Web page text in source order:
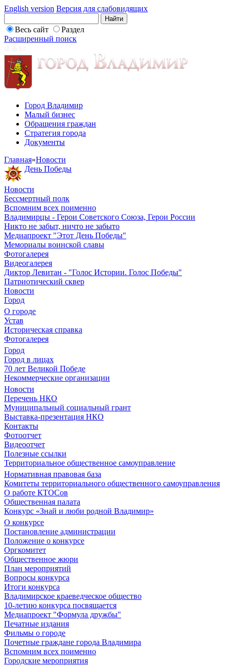
English version Версия для слабовидящих
Весь сайт
Раздел
Расширенный поиск
Город Владимир
Малый бизнес
Обращения граждан
Стратегия города
Документы
Главная»Новости
День Победы
Новости
Бессмертный полк
Вспомним всех поименно
Владимирцы - Герои Советского Союза, Герои России
Никто не забыт, ничто не забыто
Медиапроект "Этот День Победы"
Мемориалы воинской славы
Фотогалерея
Видеогалерея
Диктор Левитан - "Голос Истории. Голос Победы"
Патриотический сквер
Новости
Город
О городе
Устав
Историческая справка
Фотогалерея
Город
Город в лицах
70 лет Великой Победе
Некоммерческие организации
Новости
Перечень НКО
Муниципальный социальный грант
Выставка-презентация НКО
Контакты
Фотоотчет
Видеоотчет
Полезные ссылки
Территориальное общественное самоуправление
Нормативная правовая база
Комитеты территориального общественного самоуправления
О работе КТОСов
Общественная палата
Конкурс «Знай и люби родной Владимир»
О конкурсе
Постановление администрации
Положение о конкурсе
Оргкомитет
Общественное жюри
План мероприятий
Вопросы конкурса
Итоги конкурса
Владимирское краеведческое общество
10-летию конкурса посвящается
Медиапроект "Формула дружбы"
Печатные издания
Фильмы о городе
Почетные граждане города Владимира
Вспомним всех поименно
Городские мероприятия